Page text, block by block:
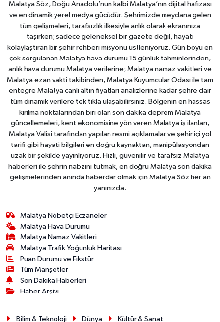
Malatya Söz, Doğu Anadolu’nun kalbi Malatya’nın dijital hafızası
ve en dinamik yerel medya gücüdür. Şehrimizde meydana gelen
tüm gelişmeleri, tarafsızlık ilkesiyle anlık olarak ekranınıza
taşırken; sadece geleneksel bir gazete değil, hayatı
kolaylaştıran bir şehir rehberi misyonu üstleniyoruz. Gün boyu en
çok sorgulanan Malatya hava durumu 15 günlük tahminlerinden,
anlık hava durumu Malatya verilerine; Malatya namaz vakitleri ve
Malatya ezan vakti takibinden, Malatya Kuyumcular Odası ile tam
entegre Malatya canlı altın fiyatları analizlerine kadar şehre dair
tüm dinamik verilere tek tıkla ulaşabilirsiniz. Bölgenin en hassas
kırılma noktalarından biri olan son dakika deprem Malatya
güncellemeleri, kent ekonomisine yön veren Malatya iş ilanları,
Malatya Valisi tarafından yapılan resmi açıklamalar ve şehir içi yol
tarifi gibi hayati bilgileri en doğru kaynaktan, manipülasyondan
uzak bir şekilde yayınlıyoruz. Hızlı, güvenilir ve tarafsız Malatya
haberleri ile şehrin nabzını tutmak, en doğru Malatya son dakika
gelişmelerinden anında haberdar olmak için Malatya Söz her an
yanınızda.
Malatya Nöbetçi Eczaneler
Malatya Hava Durumu
Malatya Namaz Vakitleri
Malatya Trafik Yoğunluk Haritası
Puan Durumu ve Fikstür
Tüm Manşetler
Son Dakika Haberleri
Haber Arşivi
Bilim & Teknoloji Dünya Kültür & Sanat